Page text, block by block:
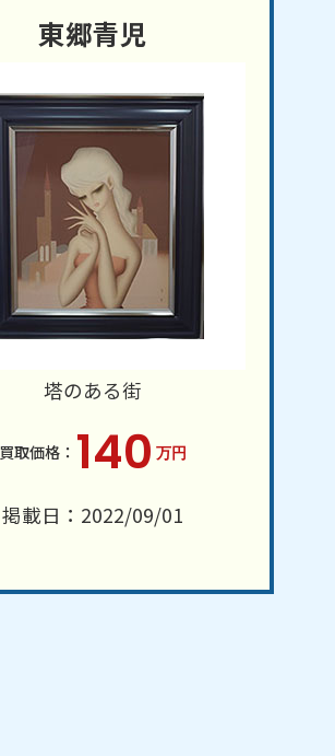
東郷青児
塔のある街
140 万円
掲載日：2022/09/01